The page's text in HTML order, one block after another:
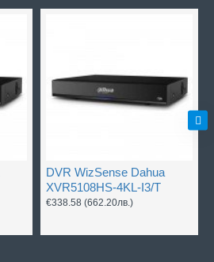
DVR WizSense Dahua
XVR5108HS-4KL-I3/T
€338.58 (662.20лв.)